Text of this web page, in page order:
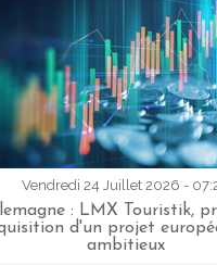
Vendredi 24 Juillet 2026 -
: LMX Touristik,
d'un projet
ambitieux